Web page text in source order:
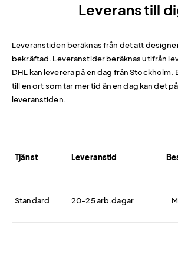
Leverans till
Leveranstiden beräknas från det att
bekräftad. Leveranstider beräknas utifrån
DHL kan leverera på en dag från Stockholm.
till en ort som tar mer tid än en dag kan det
leveranstiden.
Tjänst Leveranstid
Standard 20-25 arb.dagar